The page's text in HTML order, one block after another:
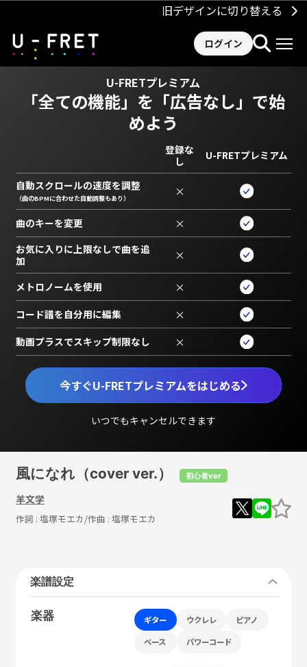
旧デザインに切り替える
ログイン
U-FRETプレミアム
「全ての機能」を 「広告なし」で始
めよう
今すぐU-FRETプレミアムをはじめる
いつでもキャンセルできます
登録な
し
U-FRETプレミアム
自動スクロールの速度を調整
（曲のBPMに合わせた自動調整もあり） ×
曲のキーを変更 ×
お気に入りに上限なしで曲を追
加
×
メトロノームを使用 ×
コード譜を自分用に編集 ×
動画プラスでスキップ制限なし ×
風になれ（cover ver.） 初心者ver
羊文学
作詞 : 塩塚モエカ /作曲 : 塩塚モエカ
楽譜設定
楽器 ギター ウクレレ ピアノ
ベース パワーコード